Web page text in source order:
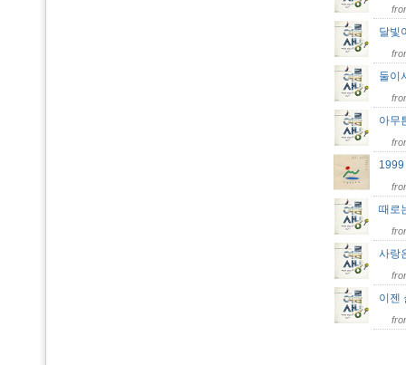
달
둘
아무
때
사랑
이